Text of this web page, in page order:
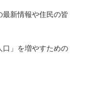
最新情報や住民の皆
口」を増やすための